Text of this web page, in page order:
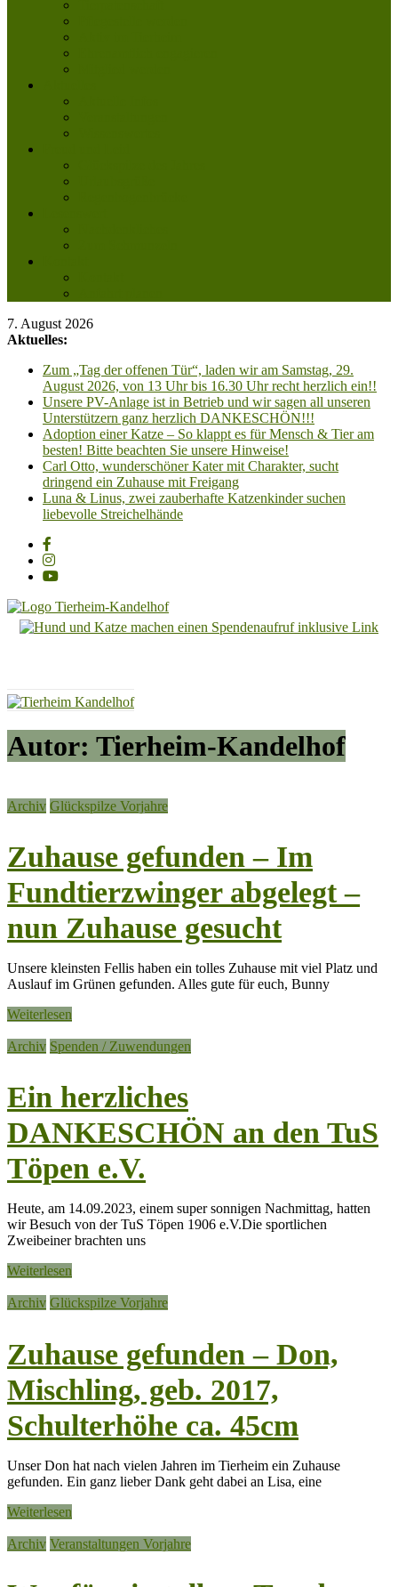
7. August 2026
Aktuelles:
Zum „Tag der offenen Tür“, laden wir am Samstag, 29.
August 2026, von 13 Uhr bis 16.30 Uhr recht herzlich ein!!
Unsere PV-Anlage ist in Betrieb und wir sagen all unseren
Unterstützern ganz herzlich DANKESCHÖN!!!
Adoption einer Katze – So klappt es für Mensch & Tier am
besten! Bitte beachten Sie unsere Hinweise!
Carl Otto, wunderschöner Kater mit Charakter, sucht
dringend ein Zuhause mit Freigang
Luna & Linus, zwei zauberhafte Katzenkinder suchen
liebevolle Streichelhände
Tierheim
Hoffnung
für
Tiere
Autor: Tierheim-Kandelhof
Archiv Glückspilze Vorjahre
Zuhause gefunden – Im
Fundtierzwinger abgelegt –
nun Zuhause gesucht
Unsere kleinsten Fellis haben ein tolles Zuhause mit viel Platz und
Auslauf im Grünen gefunden. Alles gute für euch, Bunny
Weiterlesen
Archiv Spenden / Zuwendungen
Ein herzliches
DANKESCHÖN an den TuS
Töpen e.V.
Heute, am 14.09.2023, einem super sonnigen Nachmittag, hatten
wir Besuch von der TuS Töpen 1906 e.V.Die sportlichen
Zweibeiner brachten uns
Weiterlesen
Archiv Glückspilze Vorjahre
Zuhause gefunden – Don,
Mischling, geb. 2017,
Schulterhöhe ca. 45cm
Unser Don hat nach vielen Jahren im Tierheim ein Zuhause
gefunden. Ein ganz lieber Dank geht dabei an Lisa, eine
Weiterlesen
Archiv Veranstaltungen Vorjahre